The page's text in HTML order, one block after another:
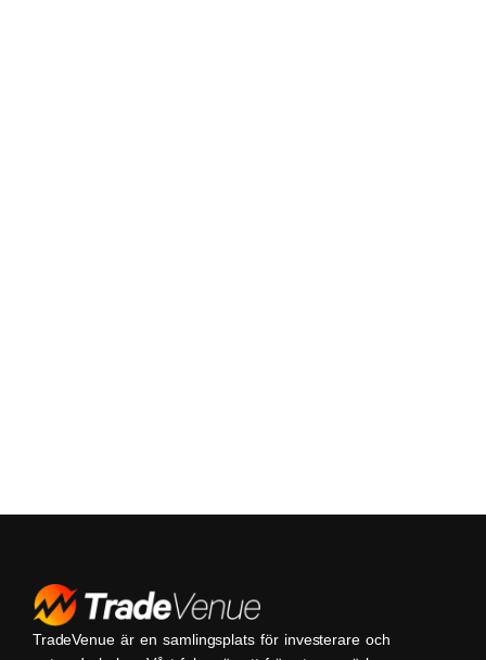
TradeVenue är en samlingsplats för investerare och